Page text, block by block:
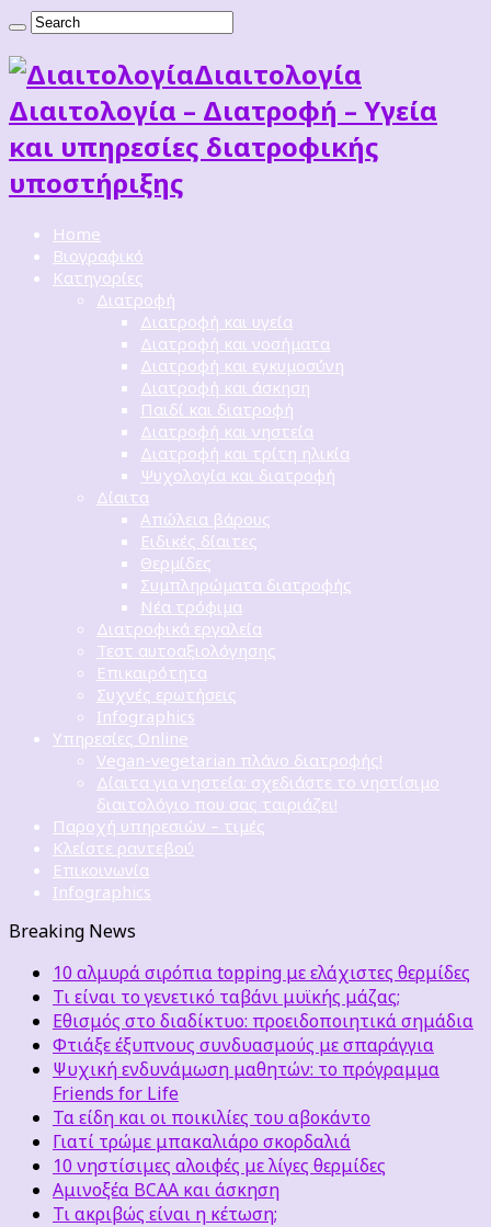
Διαιτoλογία
Διαιτολογία – Διατροφή – Υγεία
και υπηρεσίες διατροφικής
υποστήριξης
Home
Βιογραφικό
Κατηγορίες
Διατροφή
Διατροφή και υγεία
Διατροφή και νοσήματα
Διατροφή και εγκυμοσύνη
Διατροφή και άσκηση
Παιδί και διατροφή
Διατροφή και νηστεία
Διατροφή και τρίτη ηλικία
Ψυχολογία και διατροφή
Δίαιτα
Απώλεια βάρους
Ειδικές δίαιτες
Θερμίδες
Συμπληρώματα διατροφής
Νέα τρόφιμα
Διατροφικά εργαλεία
Τεστ αυτοαξιολόγησης
Επικαιρότητα
Συχνές ερωτήσεις
Infographics
Υπηρεσίες Online
Vegan-vegetarian πλάνο διατροφής!
Δίαιτα για νηστεία: σχεδιάστε το νηστίσιμο
διαιτολόγιο που σας ταιριάζει!
Παροχή υπηρεσιών – τιμές
Κλείστε ραντεβού
Επικοινωνία
Infographics
Breaking News
10 αλμυρά σιρόπια topping με ελάχιστες θερμίδες
Τι είναι το γενετικό ταβάνι μυϊκής μάζας;
Εθισμός στο διαδίκτυο: προειδοποιητικά σημάδια
Φτιάξε έξυπνους συνδυασμούς με σπαράγγια
Ψυχική ενδυνάμωση μαθητών: το πρόγραμμα
Friends for Life
Τα είδη και οι ποικιλίες του αβοκάντο
Γιατί τρώμε μπακαλιάρο σκορδαλιά
10 νηστίσιμες αλοιφές με λίγες θερμίδες
Αμινοξέα BCAA και άσκηση
Τι ακριβώς είναι η κέτωση;